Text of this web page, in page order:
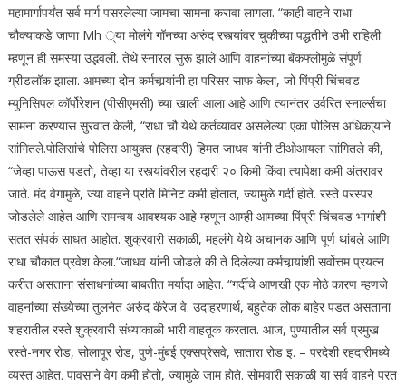
महामार्गापर्यंत सर्व मार्ग पसरलेल्या जामचा सामना करावा लागला. “काही वाहने राधा
चौक्याकडे जाणा Mh ्या मोलंगे गॉनच्या अरुंद रस्त्यांवर चुकीच्या पद्धतीने उभी राहिली
म्हणून ही समस्या उद्भवली. तेथे स्नारल सुरू झाले आणि वाहनांच्या बॅकफ्लोमुळे संपूर्ण
ग्रीडलॉक झाला. आमच्या दोन कर्मचार्‍यांनी हा परिसर साफ केला, जो पिंप्री चिंचवड
म्युनिसिपल कॉर्पोरेशन (पीसीएमसी) च्या खाली आला आहे आणि त्यानंतर उर्वरित स्नार्ल्सचा
सामना करण्यास सुरवात केली, “राधा चौ येथे कर्तव्यावर असलेल्या एका पोलिस अधिका्याने
सांगितले.पोलिसांचे पोलिस आयुक्त (रहदारी) हिमत जाधव यांनी टीओआयला सांगितले की,
“जेव्हा पाऊस पडतो, तेव्हा या रस्त्यांवरील रहदारी २० किमी किंवा त्यापेक्षा कमी अंतरावर
जाते. मंद वेगामुळे, ज्या वाहने प्रति मिनिट कमी होतात, ज्यामुळे गर्दी होते. रस्ते परस्पर
जोडलेले आहेत आणि समन्वय आवश्यक आहे म्हणून आम्ही आमच्या पिंप्री चिंचवड भागांशी
सतत संपर्क साधत आहोत. शुक्रवारी सकाळी, महलंगे येथे अचानक आणि पूर्ण थांबले आणि
राधा चौकात प्रवेश केला.“जाधव यांनी जोडले की ते दिलेल्या कर्मचार्‍यांशी सर्वोत्तम प्रयत्न
करीत असताना संसाधनांच्या बाबतीत मर्यादा आहेत. “गर्दीचे आणखी एक मोठे कारण म्हणजे
वाहनांच्या संख्येच्या तुलनेत अरुंद कॅरेज वे. उदाहरणार्थ, बहुतेक लोक बाहेर पडत असताना
शहरातील रस्ते शुक्रवारी संध्याकाळी भारी वाहतूक करतात. आज, पुण्यातील सर्व प्रमुख
रस्ते-नगर रोड, सोलापूर रोड, पुणे-मुंबई एक्सप्रेसवे, सातारा रोड इ. – परदेशी रहदारीमध्ये
व्यस्त आहेत. पावसाने वेग कमी होतो, ज्यामुळे जाम होते. सोमवारी सकाळी या सर्व वाहने परत